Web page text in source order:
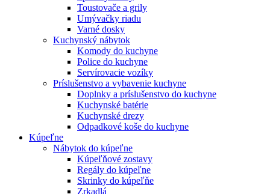
Toustovače a grily
Umývačky riadu
Varné dosky
Kuchynský nábytok
Komody do kuchyne
Police do kuchyne
Servírovacie vozíky
Príslušenstvo a vybavenie kuchyne
Doplnky a príslušenstvo do kuchyne
Kuchynské batérie
Kuchynské drezy
Odpadkové koše do kuchyne
Kúpeľne
Nábytok do kúpeľne
Kúpeľňové zostavy
Regály do kúpeľne
Skrinky do kúpeľňe
Zrkadlá